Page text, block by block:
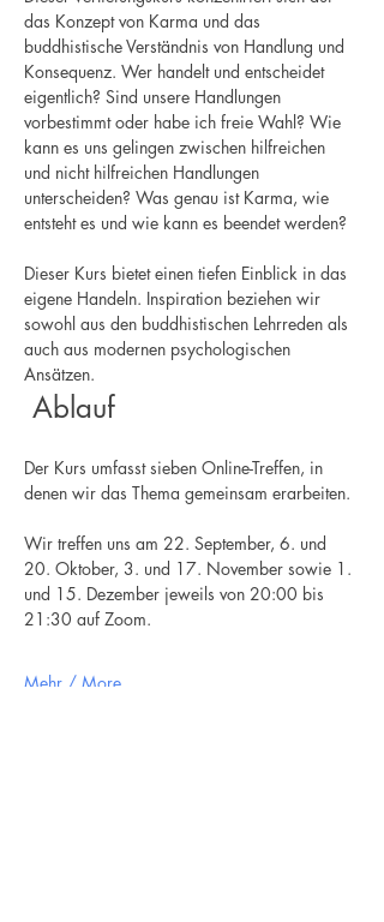
das Konzept von Karma und das
buddhistische Verständnis von Handlung und
Konsequenz. Wer handelt und entscheidet
eigentlich? Sind unsere Handlungen
vorbestimmt oder habe ich freie Wahl? Wie
kann es uns gelingen zwischen hilfreichen
und nicht hilfreichen Handlungen
unterscheiden? Was genau ist Karma, wie
entsteht es und wie kann es beendet werden?
Dieser Kurs bietet einen tiefen Einblick in das
eigene Handeln. Inspiration beziehen wir
sowohl aus den buddhistischen Lehrreden als
auch aus modernen psychologischen
Ansätzen.
Ablauf
Der Kurs umfasst sieben Online-Treffen, in
denen wir das Thema gemeinsam erarbeiten.
Wir treffen uns am 22. September, 6. und
20. Oktober, 3. und 17. November sowie 1.
und 15. Dezember jeweils von 20:00 bis
21:30 auf Zoom.
Mehr / More